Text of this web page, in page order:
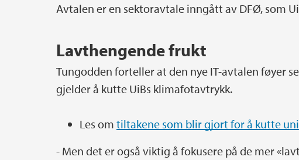
Avtalen er en sektoravtale inngått av DFØ, som
Lavthengende frukt
Tungodden forteller at den nye IT-avtalen føyer
gjelder å kutte UiBs klimafotavtrykk.
Les om tiltakene som blir gjort for å kutte
- Men det er også viktig å fokusere på de mer